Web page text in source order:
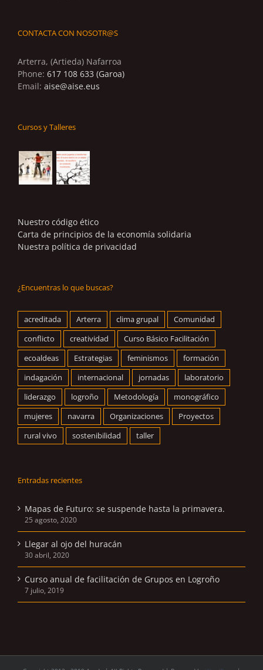
CONTACTA CON NOSOTR@S
Arterra, (Artieda) Nafarroa
Phone: 617 108 633 (Garoa)
Email: aise@aise.eus
Cursos y Talleres
Nuestro código ético
Carta de principios de la economía solidaria
Nuestra política de privacidad
¿Encuentras lo que buscas?
acreditada Arterra clima grupal
Comunidad
conflicto
creatividad
Curso Básico Facilitación
ecoaldeas
Estrategias feminismos
formación
indagación
internacional jornadas
laboratorio
liderazgo
logroño Metodología
monográfico
mujeres
navarra Organizaciones
Proyectos
rural vivo
sostenibilidad taller
Entradas recientes
Mapas de Futuro: se suspende hasta la primavera.
25 agosto, 2020
Llegar al ojo del huracán
30 abril, 2020
Curso anual de facilitación de Grupos en Logroño
7 julio, 2019